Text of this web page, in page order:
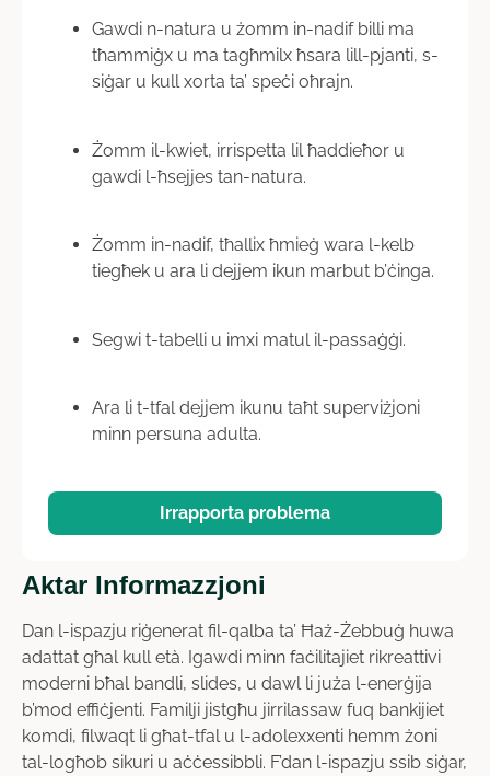
Gawdi n-natura u żomm in-nadif billi ma
tħammiġx u ma tagħmilx ħsara lill-pjanti, s-
siġar u kull xorta ta’ speċi oħrajn.
Żomm il-kwiet, irrispetta lil ħaddieħor u
gawdi l-ħsejjes tan-natura.
Żomm in-nadif, tħallix ħmieġ wara l-kelb
tiegħek u ara li dejjem ikun marbut b’ċinga.
Segwi t-tabelli u imxi matul il-passaġġi.
Ara li t-tfal dejjem ikunu taħt superviżjoni
minn persuna adulta.
Irrapporta problema
Aktar Informazzjoni
Dan l-ispazju riġenerat fil-qalba ta’ Ħaż-Żebbuġ huwa
adattat għal kull età. Igawdi minn faċilitajiet rikreattivi
moderni bħal bandli, slides, u dawl li juża l-enerġija
b’mod effiċjenti. Familji jistgħu jirrilassaw fuq bankijiet
komdi, filwaqt li għat-tfal u l-adolexxenti hemm żoni
tal-logħob sikuri u aċċessibbli. F’dan l-ispazju ssib siġar,